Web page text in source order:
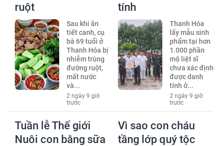
ruột
Sau khi ăn
tiết canh, cụ
bà 69 tuổi ở
Thanh Hóa bị
nhiễm trùng
đường ruột,
mất nước
và...
2 ngày 9 giờ
trước
tính
Thanh Hóa
lấy mẫu sinh
phẩm tại hơn
1.000 phần
mộ liệt sĩ
chưa xác định
được danh
tính ở...
2 ngày 9 giờ
trước
Tuần lễ Thế giới
Nuôi con bằng sữa
Vì sao con cháu
tầng lớp quý tộc